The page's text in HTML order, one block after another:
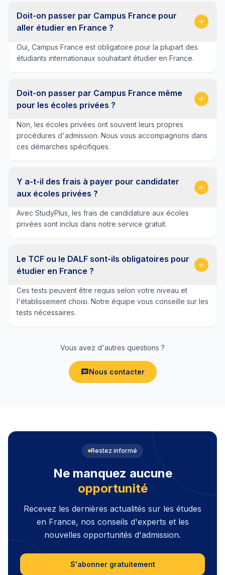
Doit-on passer par Campus France pour
aller étudier en France ?
Oui, Campus France est obligatoire pour la plupart des
étudiants internationaux souhaitant étudier en France.
Doit-on passer par Campus France même
pour les écoles privées ?
Non, les écoles privées ont souvent leurs propres
procédures d'admission. Nous vous accompagnons dans
ces démarches spécifiques.
Y a-t-il des frais à payer pour candidater
aux écoles privées ?
Avec StudyPlus, les frais de candidature aux écoles
privées sont inclus dans notre service gratuit.
Le TCF ou le DALF sont-ils obligatoires pour
étudier en France ?
Ces tests peuvent être requis selon votre niveau et
l'établissement choisi. Notre équipe vous conseille sur les
tests nécessaires.
Vous avez d'autres questions ?
Nous contacter
Restez informé
Ne manquez aucune
opportunité
Recevez les dernières actualités sur les études
en France, nos conseils d'experts et les
nouvelles opportunités d'admission.
S'abonner gratuitement